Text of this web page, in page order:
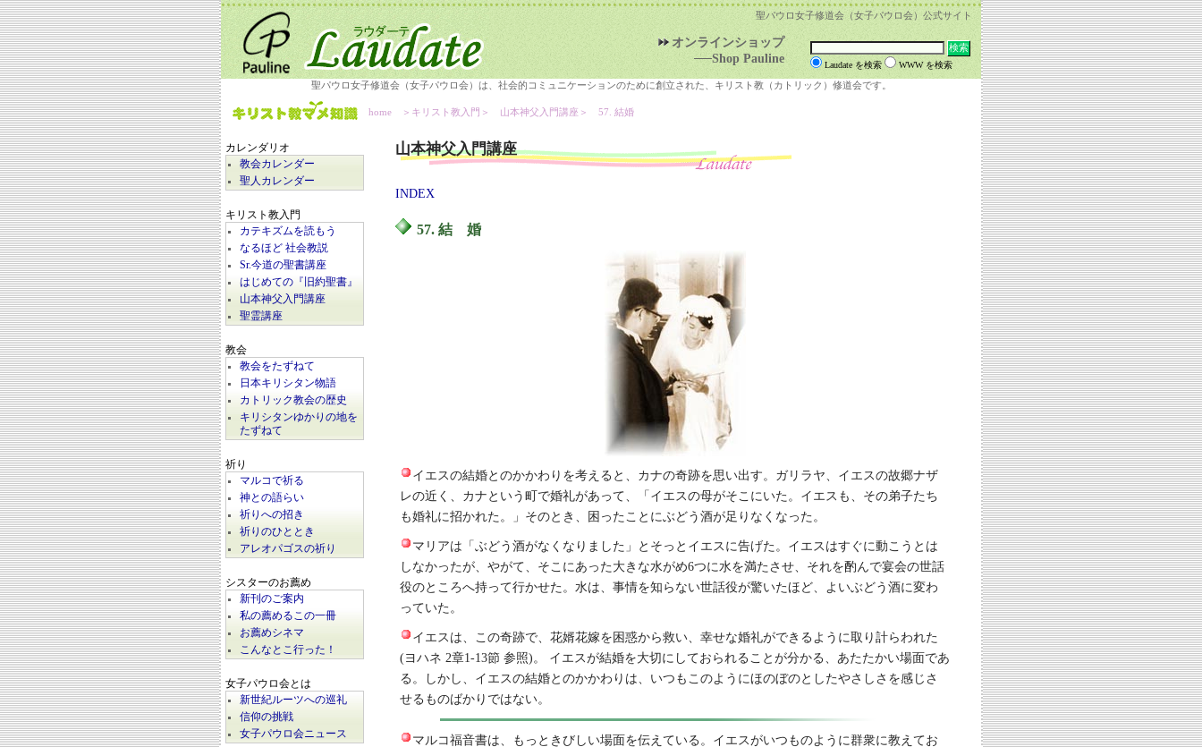
聖パウロ女子修道会（女子パウロ会）公式サイト
オンラインショップ
──Shop Pauline
Laudate を検索 WWW を検索
聖パウロ女子修道会（女子パウロ会）は、社会的コミュニケーションのために創立された、キリスト教（カトリック）修道会です。
カレンダリオ
教会カレンダー
聖人カレンダー
キリスト教入門
カテキズムを読もう
なるほど 社会教説
Sr.今道の聖書講座
はじめての『旧約聖書』
山本神父入門講座
聖霊講座
教会
教会をたずねて
日本キリシタン物語
カトリック教会の歴史
キリシタンゆかりの地を
たずねて
祈り
マルコで祈る
神との語らい
祈りへの招き
祈りのひととき
アレオパゴスの祈り
シスターのお薦め
新刊のご案内
私の薦めるこの一冊
お薦めシネマ
こんなとこ行った！
女子パウロ会とは
新世紀ルーツへの巡礼
信仰の挑戦
女子パウロ会ニュース
home ＞キリスト教入門＞ 山本神父入門講座 ＞ 57. 結婚
山本神父入門講座
INDEX
57. 結 婚
イエスの結婚とのかかわりを考えると、カナの奇跡を思い出す。ガリラヤ、イエスの故郷ナザ
レの近く、カナという町で婚礼があって、「イエスの母がそこにいた。イエスも、その弟子たち
も婚礼に招かれた。」そのとき、困ったことにぶどう酒が足りなくなった。
マリアは「ぶどう酒がなくなりました」とそっとイエスに告げた。イエスはすぐに動こうとは
しなかったが、やがて、そこにあった大きな水がめ6つに水を満たさせ、それを酌んで宴会の世話
役のところへ持って行かせた。水は、事情を知らない世話役が驚いたほど、よいぶどう酒に変わ
っていた。
イエスは、この奇跡で、花婿花嫁を困惑から救い、幸せな婚礼ができるように取り計らわれた
(ヨハネ 2章1-13節 参照)。 イエスが結婚を大切にしておられることが分かる、あたたかい場面であ
る。しかし、イエスの結婚とのかかわりは、いつもこのようにほのぼのとしたやさしさを感じさ
せるものばかりではない。
マルコ福音書は、もっときびしい場面を伝えている。イエスがいつものように群衆に教えてお